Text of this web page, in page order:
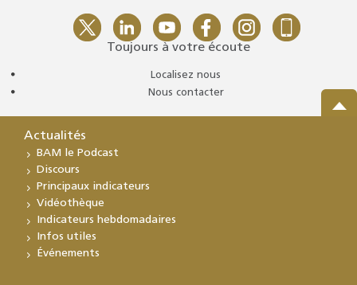
Toujours à votre écoute
Localisez nous
Nous contacter
Actualités
BAM le Podcast
Discours
Principaux indicateurs
Vidéothèque
Indicateurs hebdomadaires
Infos utiles
Événements